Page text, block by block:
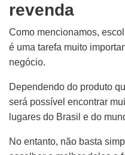
revenda
Como mencionamos,
é uma tarefa muito
negócio.
Dependendo do produto
será possível encontrar
lugares do Brasil e do
No entanto, não basta